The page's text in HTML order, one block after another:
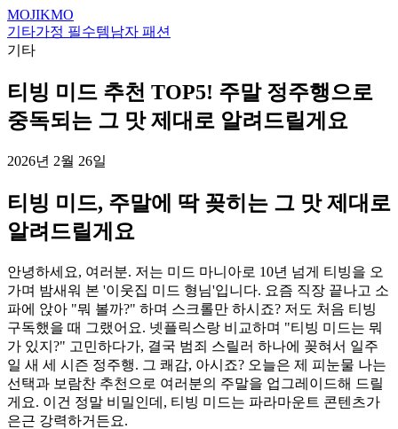
MOJIKMO
기타가정 필수템남자 패션
기타
티빙 미드 추천 TOP5! 주말 정주행으로
중독되는 그 맛 제대로 알려드릴게요
2026년 2월 26일
티빙 미드, 주말에 딱 꽂히는 그 맛 제대로
알려드릴게요
안녕하세요, 여러분. 저는 미드 마니아로 10년 넘게 티빙을 오
가며 밤새워 본 '이웃집 미드 형님'입니다. 요즘 직장 끝나고 소
파에 앉아 "뭐 볼까?" 하며 스크롤만 하시죠? 저도 처음 티빙
구독했을 때 그랬어요. 넷플릭스랑 비교하며 "티빙 미드는 뭐
가 있지?" 고민하다가, 결국 범죄 스릴러 하나에 꽂혀서 일주
일 새 세 시즌 정주행. 그 쾌감, 아시죠? 오늘은 제 피눈물 나는
선택과 보람찬 추천으로 여러분의 주말을 업그레이드해 드릴
게요. 이건 정말 비밀인데, 티빙 미드는 파라마운트 콘텐츠가
은근 강력하거든요.